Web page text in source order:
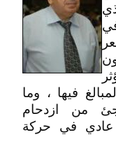
فيها ، وما
من ازدحام
عادي في حركة